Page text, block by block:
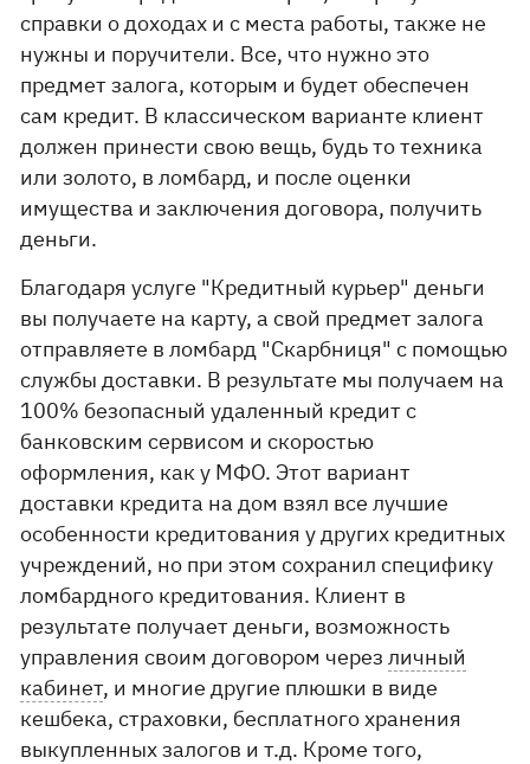
справки о доходах и с места работы, также не
нужны и поручители. Все, что нужно это
предмет залога, которым и будет обеспечен
сам кредит. В классическом варианте клиент
должен принести свою вещь, будь то техника
или золото, в ломбард, и после оценки
имущества и заключения договора, получить
деньги.
Благодаря услуге "Кредитный курьер" деньги
вы получаете на карту, а свой предмет залога
отправляете в ломбард "Скарбниця" с помощью
службы доставки. В результате мы получаем на
100% безопасный удаленный кредит с
банковским сервисом и скоростью
оформления, как у МФО. Этот вариант
доставки кредита на дом взял все лучшие
особенности кредитования у других кредитных
учреждений, но при этом сохранил специфику
ломбардного кредитования. Клиент в
результате получает деньги, возможность
управления своим договором черезличный
кабинет, и многие другие плюшки в виде
кешбека, страховки, бесплатного хранения
выкупленных залогов и т.д. Кроме того,